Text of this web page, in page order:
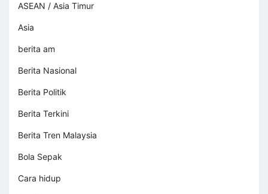
ASEAN / Asia Timur
Asia
berita am
Berita Nasional
Berita Politik
Berita Terkini
Berita Tren Malaysia
Bola Sepak
Cara hidup